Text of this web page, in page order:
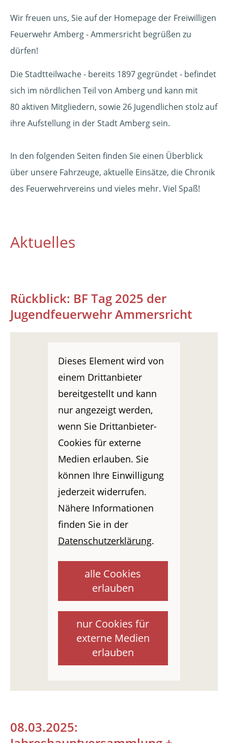
Wir freuen uns, Sie auf der Homepage der Freiwilligen
Feuerwehr Amberg - Ammersricht begrüßen zu
dürfen!
Die Stadtteilwache - bereits 1897 gegründet - befindet
sich im nördlichen Teil von Amberg und kann mit
80aktiven Mitgliedern, sowie 26 Jugendlichen stolz auf
ihre Aufstellung in der Stadt Amberg sein.
In den folgenden Seiten finden Sie einen Überblick
über unsere Fahrzeuge, aktuelle Einsätze, die Chronik
des Feuerwehrvereins und vieles mehr. Viel Spaß!
Aktuelles
Rückblick: BF Tag 2025 der
Jugendfeuerwehr Ammersricht
Dieses Element wird von
einem Drittanbieter
bereitgestellt und kann
nur angezeigt werden,
wenn Sie Drittanbieter-
Cookies für externe
Medien erlauben. Sie
können Ihre Einwilligung
jederzeit widerrufen.
Nähere Informationen
finden Sie in der
Datenschutzerklärung.
alle Cookies
erlauben
nur Cookies für
externe Medien
erlauben
08.03.2025: